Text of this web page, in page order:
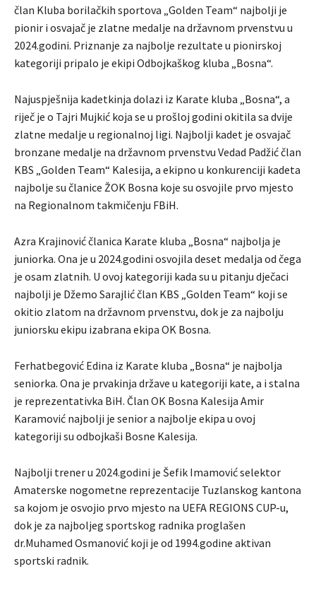
član Kluba borilačkih sportova „Golden Team“ najbolji je
pionir i osvajač je zlatne medalje na državnom prvenstvu u
2024.godini. Priznanje za najbolje rezultate u pionirskoj
kategoriji pripalo je ekipi Odbojkaškog kluba „Bosna“.
Najuspješnija kadetkinja dolazi iz Karate kluba „Bosna“, a
riječ je o Tajri Mujkić koja se u prošloj godini okitila sa dvije
zlatne medalje u regionalnoj ligi. Najbolji kadet je osvajač
bronzane medalje na državnom prvenstvu Vedad Padžić član
KBS „Golden Team“ Kalesija, a ekipno u konkurenciji kadeta
najbolje su članice ŽOK Bosna koje su osvojile prvo mjesto
na Regionalnom takmičenju FBiH.
Azra Krajinović članica Karate kluba „Bosna“ najbolja je
juniorka. Ona je u 2024.godini osvojila deset medalja od čega
je osam zlatnih. U ovoj kategoriji kada su u pitanju dječaci
najbolji je Džemo Sarajlić član KBS „Golden Team“ koji se
okitio zlatom na državnom prvenstvu, dok je za najbolju
juniorsku ekipu izabrana ekipa OK Bosna.
Ferhatbegović Edina iz Karate kluba „Bosna“ je najbolja
seniorka. Ona je prvakinja države u kategoriji kate, a i stalna
je reprezentativka BiH. Član OK Bosna Kalesija Amir
Karamović najbolji je senior a najbolje ekipa u ovoj
kategoriji su odbojkaši Bosne Kalesija.
Najbolji trener u 2024.godini je Šefik Imamović selektor
Amaterske nogometne reprezentacije Tuzlanskog kantona
sa kojom je osvojio prvo mjesto na UEFA REGIONS CUP-u,
dok je za najboljeg sportskog radnika proglašen
dr.Muhamed Osmanović koji je od 1994.godine aktivan
sportski radnik.